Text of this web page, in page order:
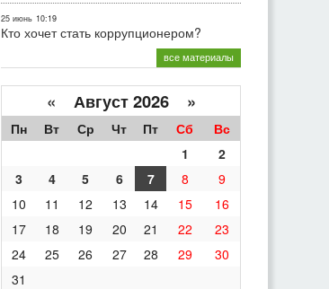
25 июнь 10:19
Кто хочет стать коррупционером?
все материалы
« Август 2026 »
Пн Вт Ср Чт Пт Сб
Вс
1
2
3
4 5 6 7 8
9
10
11 12 13 14 15
16
17
18 19 20 21 22
23
24
25 26 27 28 29
30
31